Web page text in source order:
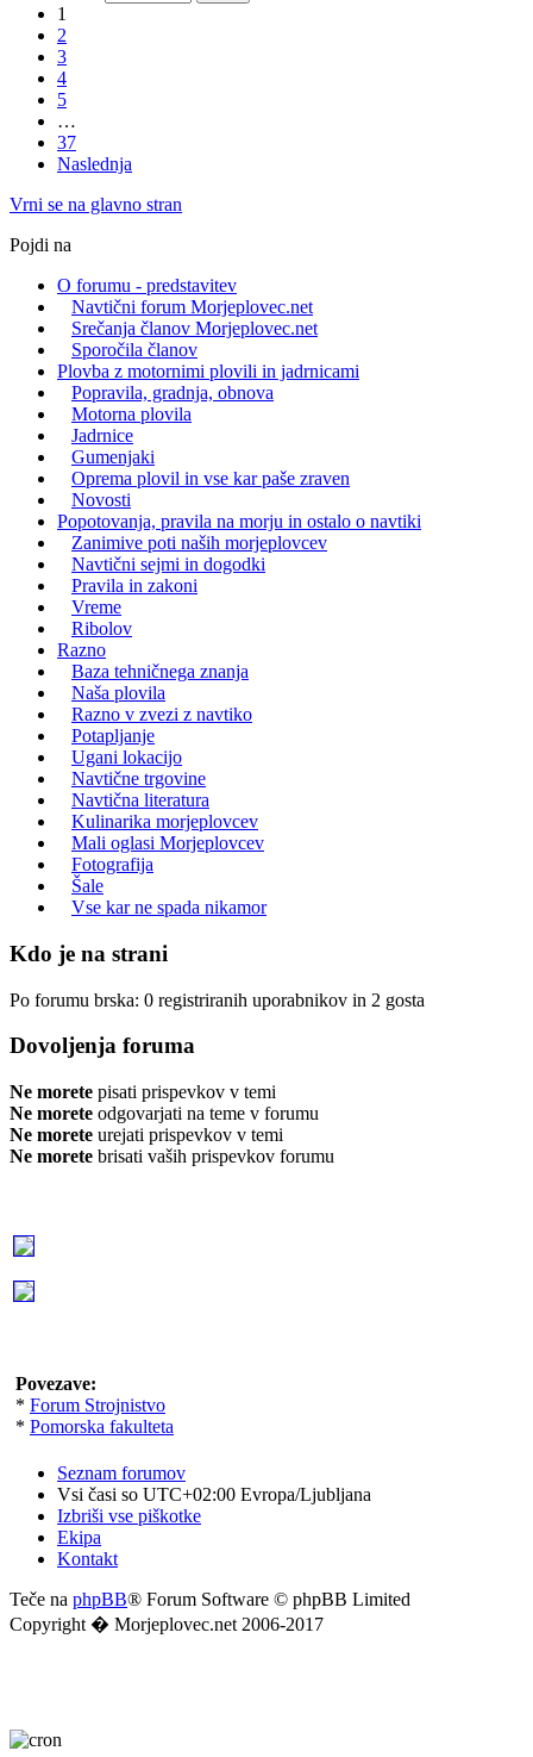
1
2
3
4
5
…
37
Naslednja
Vrni se na glavno stran
Pojdi na
O forumu - predstavitev
Navtični forum Morjeplovec.net
Srečanja članov Morjeplovec.net
Sporočila članov
Plovba z motornimi plovili in jadrnicami
Popravila, gradnja, obnova
Motorna plovila
Jadrnice
Gumenjaki
Oprema plovil in vse kar paše zraven
Novosti
Popotovanja, pravila na morju in ostalo o navtiki
Zanimive poti naših morjeplovcev
Navtični sejmi in dogodki
Pravila in zakoni
Vreme
Ribolov
Razno
Baza tehničnega znanja
Naša plovila
Razno v zvezi z navtiko
Potapljanje
Ugani lokacijo
Navtične trgovine
Navtična literatura
Kulinarika morjeplovcev
Mali oglasi Morjeplovcev
Fotografija
Šale
Vse kar ne spada nikamor
Kdo je na strani
Po forumu brska: 0 registriranih uporabnikov in 2 gosta
Dovoljenja foruma
Ne morete pisati prispevkov v temi
Ne morete odgovarjati na teme v forumu
Ne morete urejati prispevkov v temi
Ne morete brisati vaših prispevkov forumu
Povezave:
* Forum Strojnistvo
* Pomorska fakulteta
Seznam forumov
Vsi časi so UTC+02:00 Evropa/Ljubljana
Izbriši vse piškotke
Ekipa
Kontakt
Teče na phpBB® Forum Software © phpBB Limited
Copyright � Morjeplovec.net 2006-2017